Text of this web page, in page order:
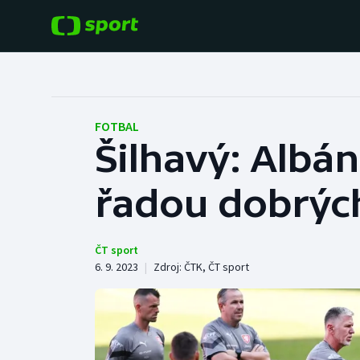
Hokej
Tenis
Cyklistika
Baseball a softbal
Basketbal
Boby a skeleton
Box
FOTBAL
Šilhavý:
řadou
ČT sport
6. 9. 2023 | Zdroj: ČTK, ČT sport